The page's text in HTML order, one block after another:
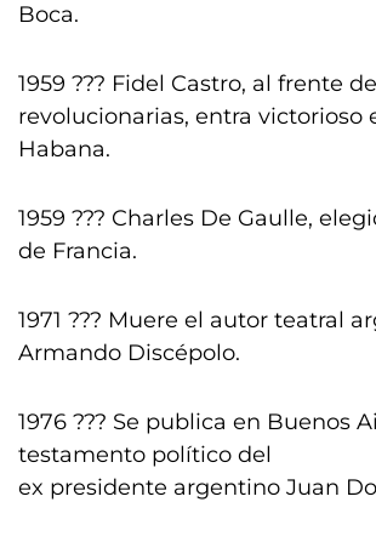
Boca.
1959 ??? Fidel Castro, al frente
revolucionarias, entra victorioso
Habana.
1959 ??? Charles De Gaulle,
de Francia.
1971 ??? Muere el autor teatral
Armando Discépolo.
1976 ??? Se publica en Buenos
testamento político del
ex presidente argentino Juan